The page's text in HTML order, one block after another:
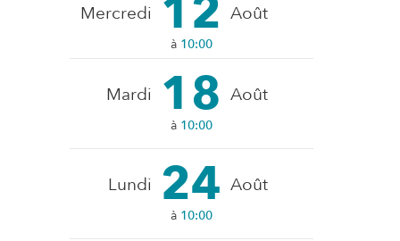
Mercredi 12 Août
à 10:00
Mardi 18 Août
à 10:00
Lundi 24 Août
à 10:00